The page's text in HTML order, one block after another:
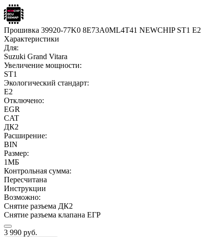
Прошивка 39920-77K0 8E73A0ML4T41 NEWCHIP ST1 E2
Характеристики
Для:
Suzuki Grand Vitara
Увеличение мощности:
ST1
Экологический стандарт:
E2
Отключено:
EGR
CAT
ДК2
Расширение:
BIN
Размер:
1МБ
Контрольная сумма:
Пересчитана
Инструкции
Возможно:
Снятие разъема ДК2
Снятие разъема клапана ЕГР
3 990 руб.